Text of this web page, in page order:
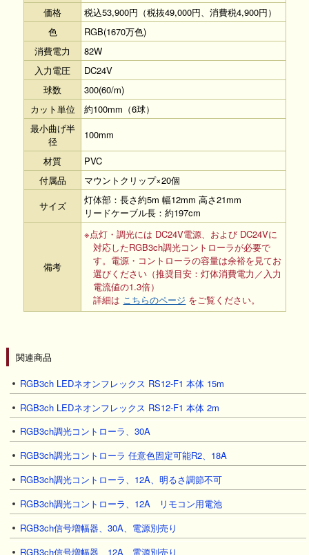
価格
税込53,900円（税抜49,000円、消費税4,900円）
色
RGB(1670万色)
消費電力
82W
入力電圧
DC24V
球数
300(60/m)
カット単位
約100mm（6球）
最小曲げ半
径
100mm
材質
PVC
付属品
マウントクリップ×20個
サイズ
灯体部：長さ約5m 幅12mm 高さ21mm
リードケーブル長：約197cm
備考
※点灯・調光には DC24V電源、および DC24Vに
対応したRGB3ch調光コントローラが必要で
す。電源・コントローラの容量は余裕を見てお
選びください（推奨目安：灯体消費電力／入力
電流値の1.3倍）
詳細は こちらのページ をご覧ください。
関連商品
RGB3ch LEDネオンフレックス RS12-F1 本体 15m
RGB3ch LEDネオンフレックス RS12-F1 本体 2m
RGB3ch調光コントローラ、30A
RGB3ch調光コントローラ 任意色固定可能R2、18A
RGB3ch調光コントローラ、12A、明るさ調節不可
RGB3ch調光コントローラ、12A リモコン用電池
RGB3ch信号増幅器、30A、電源別売り
RGB3ch信号増幅器、12A、電源別売り